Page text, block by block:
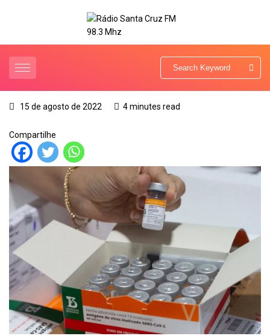
15 de agosto de 2022 4 minutes read
Compartilhe